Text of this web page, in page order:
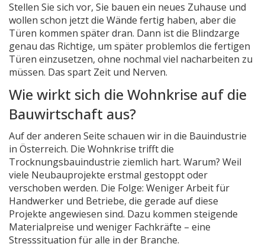
Stellen Sie sich vor, Sie bauen ein neues Zuhause und
wollen schon jetzt die Wände fertig haben, aber die
Türen kommen später dran. Dann ist die Blindzarge
genau das Richtige, um später problemlos die fertigen
Türen einzusetzen, ohne nochmal viel nacharbeiten zu
müssen. Das spart Zeit und Nerven.
Wie wirkt sich die Wohnkrise auf die
Bauwirtschaft aus?
Auf der anderen Seite schauen wir in die Bauindustrie
in Österreich. Die Wohnkrise trifft die
Trocknungsbauindustrie ziemlich hart. Warum? Weil
viele Neubauprojekte erstmal gestoppt oder
verschoben werden. Die Folge: Weniger Arbeit für
Handwerker und Betriebe, die gerade auf diese
Projekte angewiesen sind. Dazu kommen steigende
Materialpreise und weniger Fachkräfte – eine
Stresssituation für alle in der Branche.